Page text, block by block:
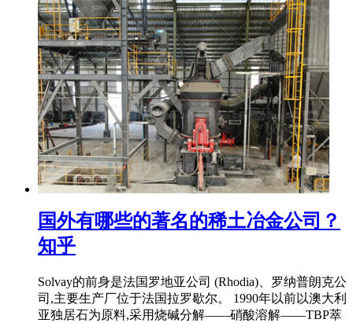
国外有哪些的著名的稀土冶金公司？
知乎
Solvay的前身是法国罗地亚公司 (Rhodia)、罗纳普朗克公
司,主要生产厂位于法国拉罗歇尔。 1990年以前以澳大利
亚独居石为原料,采用烧碱分解——硝酸溶解——TBP萃